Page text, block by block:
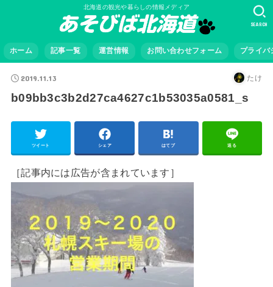
北海道の観光や暮らしの情報メディア
ホーム 記事一覧 運営情報 お問い合わせフォーム プライバ
SEARCH
2019.11.13 たけ
b09bb3c3b2d27ca4627c1b53035a0581_s
ツイート シェア はてブ 送る
［記事内には広告が含まれています］